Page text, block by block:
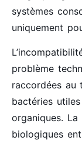
systèmes
uniquement
problème
raccordées au
bactéries
organiques.
biologiques